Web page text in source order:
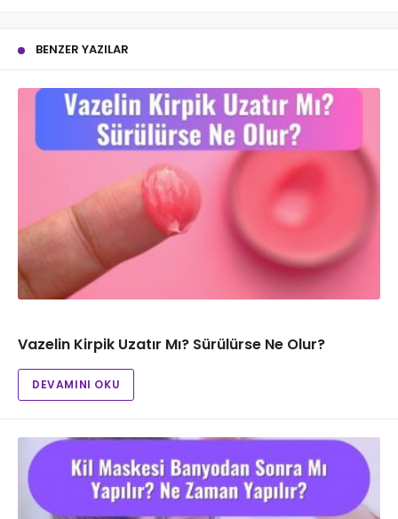
BENZER YAZILAR
Vazelin Kirpik Uzatır Mı? Sürülürse Ne Olur?
DEVAMINI OKU